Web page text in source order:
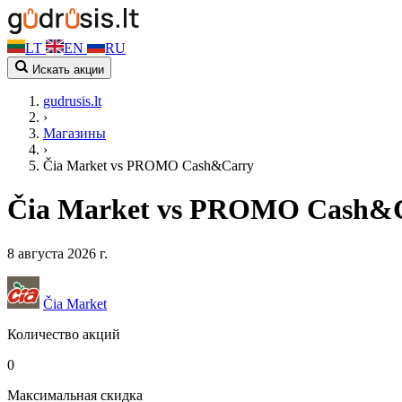
LT EN RU
Искать акции
gudrusis.lt
›
Магазины
›
Čia Market vs PROMO Cash&Carry
Čia Market vs PROMO
8 августа 2026 г.
Čia Market
Количество акций
0
Максимальная скидка